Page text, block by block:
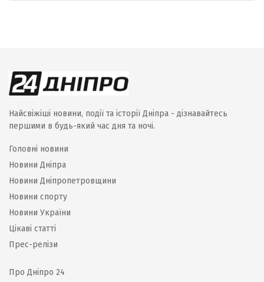
Найсвіжіші новини, події та історії Дніпра - дізнавайтесь
першими в будь-який час дня та ночі.
Головні новини
Новини Дніпра
Новини Дніпропетровщини
Новини спорту
Новини України
Цікаві статті
Прес-релізи
Про Дніпро 24